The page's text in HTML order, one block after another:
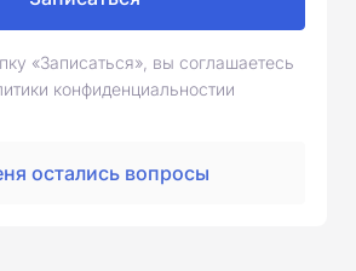
«Записаться», вы соглашаетесь
конфиденциальностии
остались вопросы